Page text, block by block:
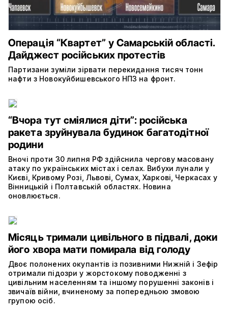
Операція “Квартет” у Самарській області.
Дайджест російських протестів
Партизани зуміли зірвати перекидання тисяч тонн
нафти з Новокуйбишевського НПЗ на фронт.
“Вчора тут сміялися діти”: російська
ракета зруйнувала будинок багатодітної
родини
Вночі проти 30 липня РФ здійснила чергову масовану
атаку по українських містах і селах. Вибухи лунали у
Києві, Кривому Розі, Львові, Сумах, Харкові, Черкасах у
Вінницькій і Полтавській областях. Новина
оновлюється.
Місяць тримали цивільного в підвалі, доки
його хвора мати помирала від голоду
Двоє полонених окупантів із позивними Нижній і Зефір
отримали підозри у жорстокому поводженні з
цивільним населенням та іншому порушенні законів і
звичаїв війни, вчиненому за попередньою змовою
групою осіб.